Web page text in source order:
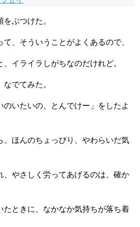
ぶつけた。
、そういうことがよくあるので、
イライラしがちなのだけれど。
でてみた。
のいたいの、とんでけー」をしたよ
、ほんのちょっぴり、やわらいだ気
、やさしく労ってあげるのは、確か
たときに、なかなか気持ちが落ち着